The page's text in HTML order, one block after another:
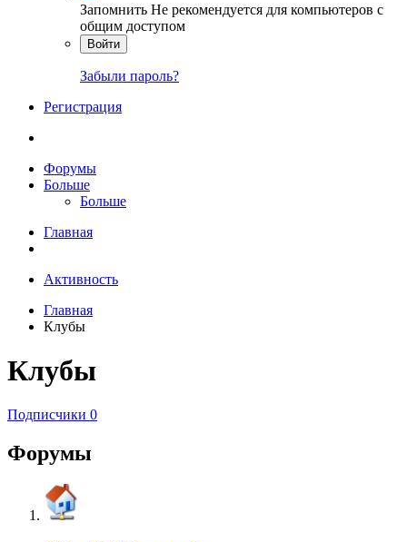
Запомнить Не рекомендуется для компьютеров с
общим доступом
Войти
Забыли пароль?
Регистрация
Форумы
Больше
Больше
Главная
Активность
Главная
Клубы
Клубы
Подписчики 0
Форумы